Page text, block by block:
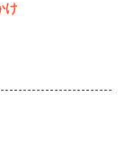
け